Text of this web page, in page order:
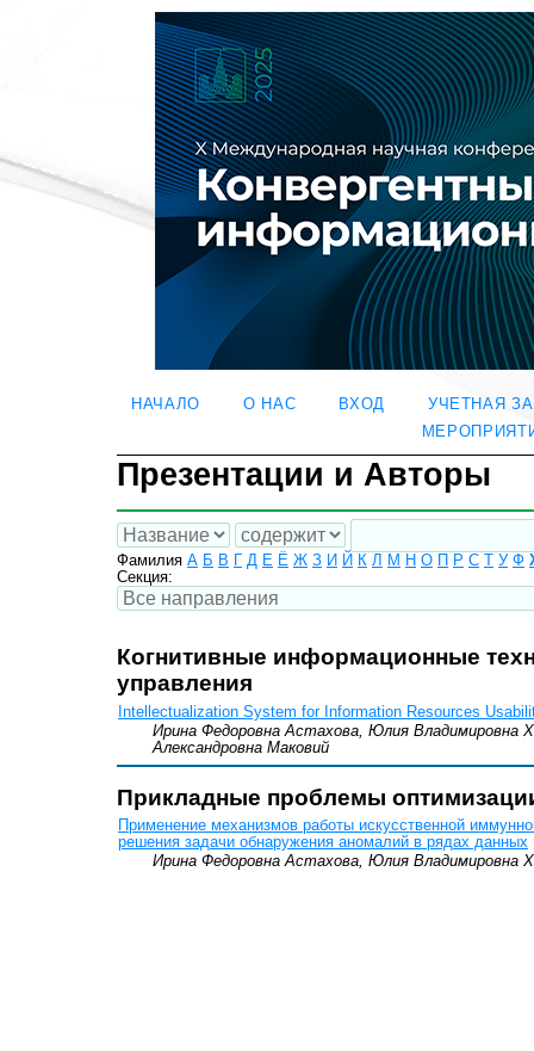
НАЧАЛО О НАС ВХОД
УЧЕТНАЯ
Презентации и Авторы
Фамилия А Б В Д Е Ё Ж З И Й К Л М Н О Р С У Ф
Секция:
Когнитивные информационные
управления
Intellectualization System for Information Resources
Ирина Федоровна Астахова, Юлия Владимировна
Александровна Маковий
Прикладные проблемы
Применение механизмов работы искусственной
решения задачи обнаружения аномалий в рядах данных
Ирина Федоровна Астахова, Юлия Владимировна